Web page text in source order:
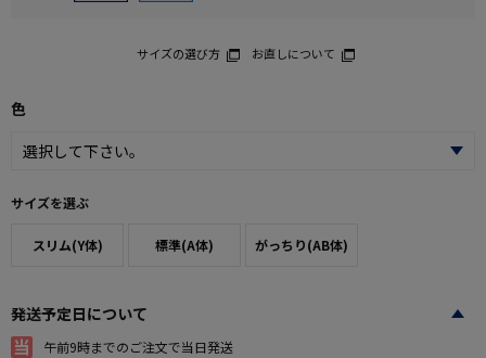
サイズの選び方 お直しについて
色
サイズを選ぶ
スリム(Y体) 標準(A体) がっちり(AB体)
発送予定日について
午前9時までのご注文で当日発送